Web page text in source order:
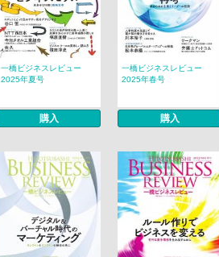
一橋ビジネスレビュー
2025年夏号
購入
一橋ビジネスレビュー
2025年春号
購入